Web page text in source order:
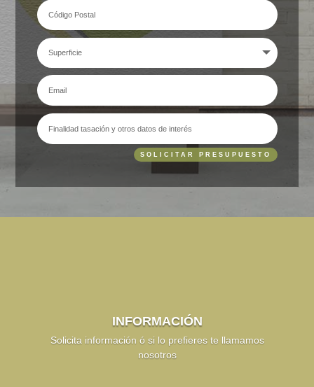
SOLICITAR PRESUPUESTO
INFORMACIÓN
Solicita información ó si lo prefieres te llamamos
nosotros